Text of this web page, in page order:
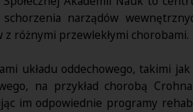
narządów
różnymi przewlekłymi chorobami.
układu oddechowego, takimi
na przykład chorobą
im odpowiednie programy